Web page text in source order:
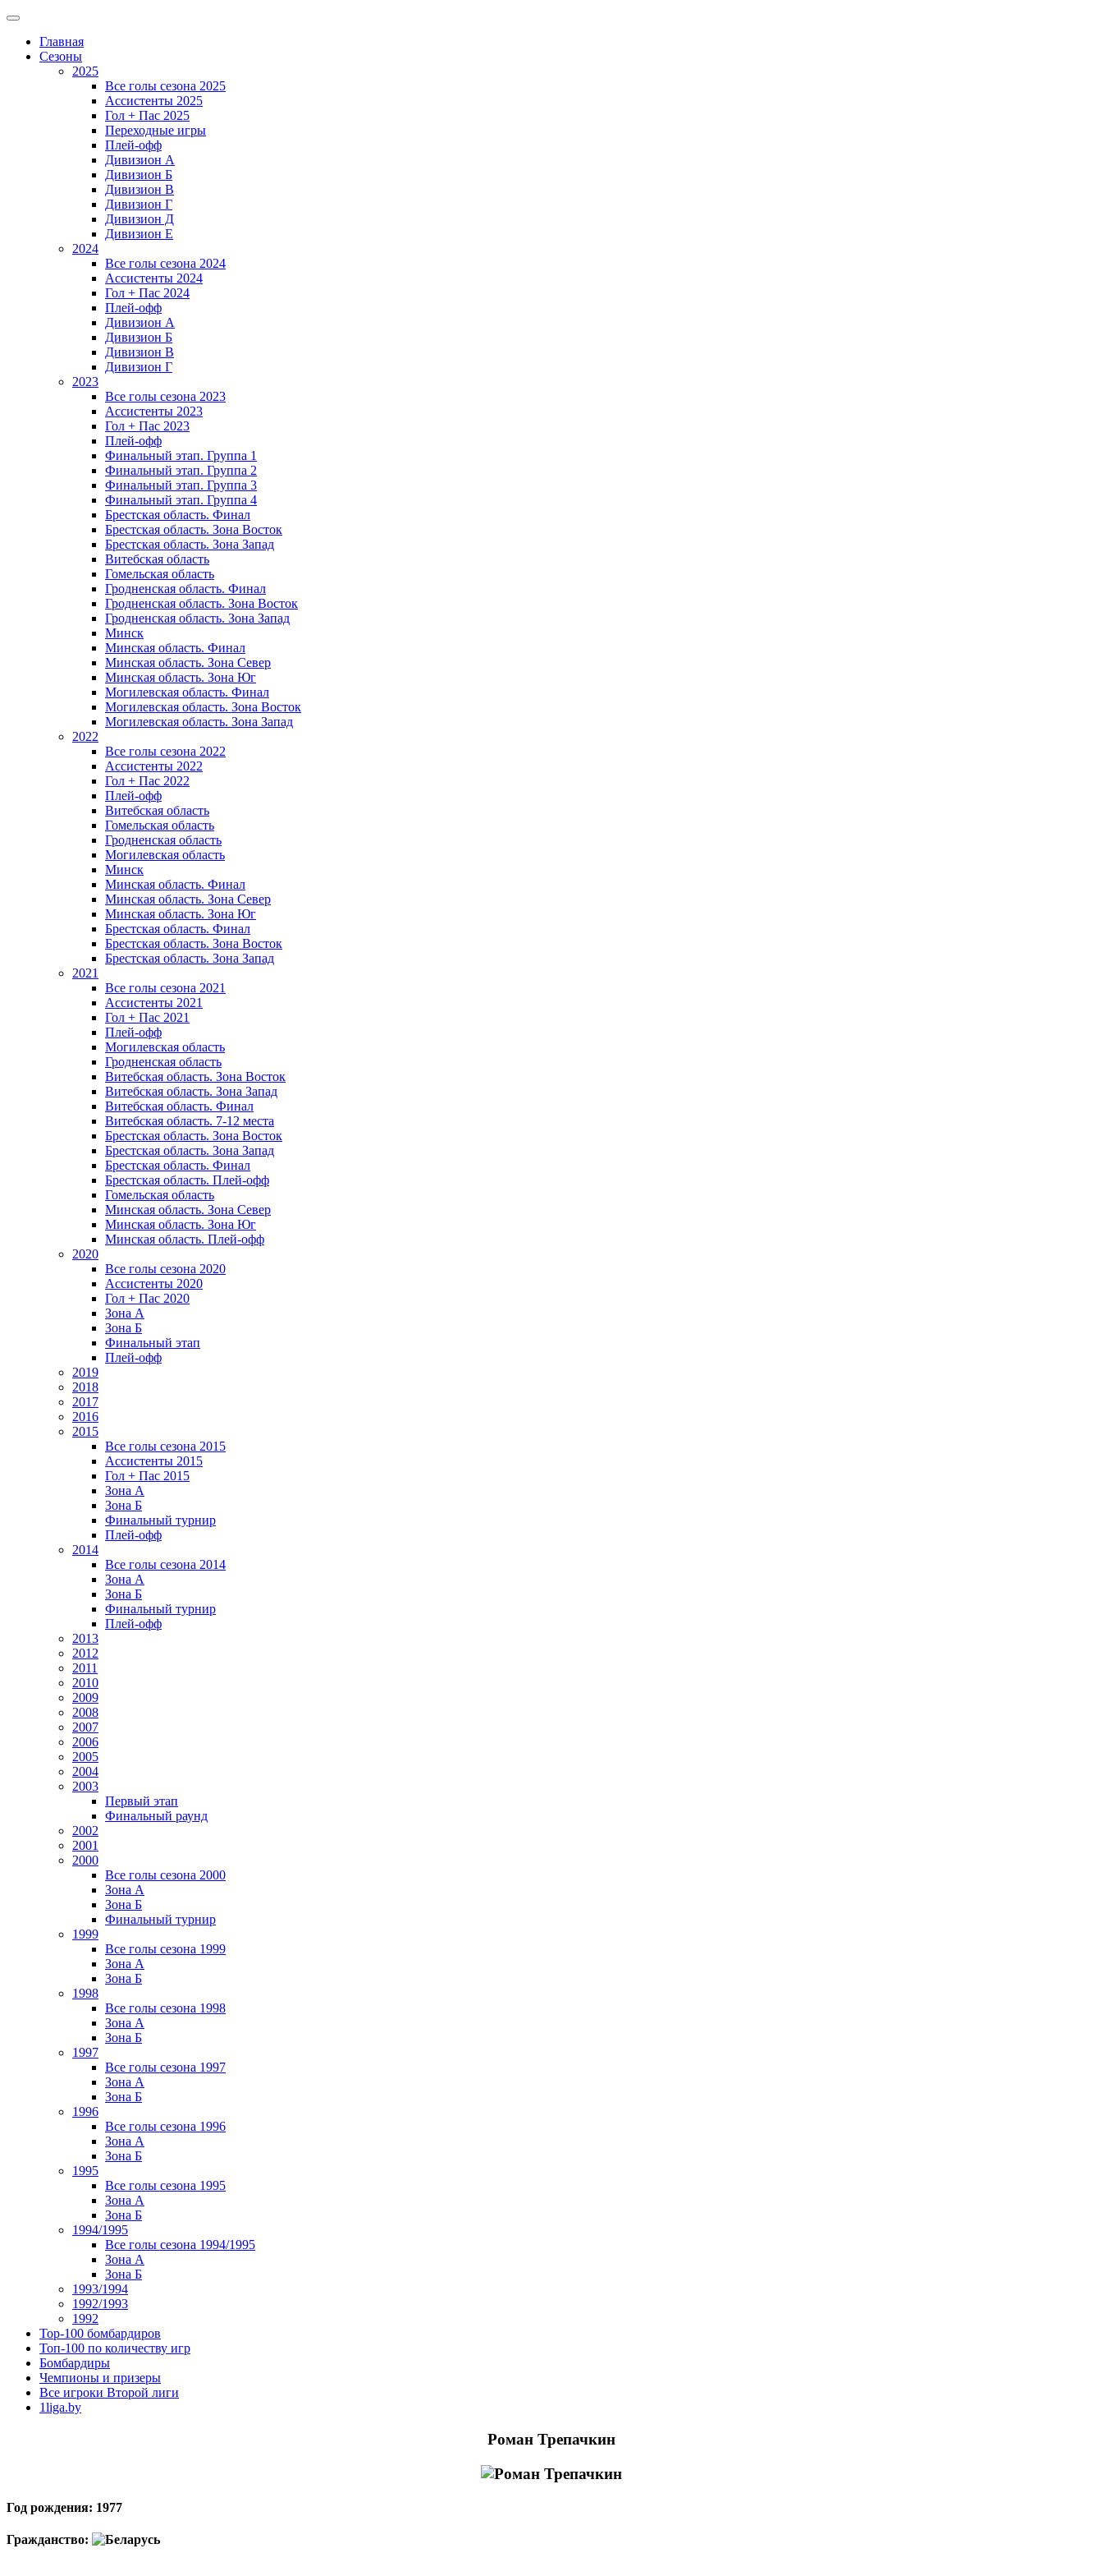
Главная
Сезоны
2025
Все голы сезона 2025
Ассистенты 2025
Гол + Пас 2025
Переходные игры
Плей-офф
Дивизион A
Дивизион Б
Дивизион В
Дивизион Г
Дивизион Д
Дивизион Е
2024
Все голы сезона 2024
Ассистенты 2024
Гол + Пас 2024
Плей-офф
Дивизион A
Дивизион Б
Дивизион В
Дивизион Г
2023
Все голы сезона 2023
Ассистенты 2023
Гол + Пас 2023
Плей-офф
Финальный этап. Группа 1
Финальный этап. Группа 2
Финальный этап. Группа 3
Финальный этап. Группа 4
Брестская область. Финал
Брестская область. Зона Восток
Брестская область. Зона Запад
Витебская область
Гомельская область
Гродненская область. Финал
Гродненская область. Зона Восток
Гродненская область. Зона Запад
Минск
Минская область. Финал
Минская область. Зона Север
Минская область. Зона Юг
Могилевская область. Финал
Могилевская область. Зона Восток
Могилевская область. Зона Запад
2022
Все голы сезона 2022
Ассистенты 2022
Гол + Пас 2022
Плей-офф
Витебская область
Гомельская область
Гродненская область
Могилевская область
Минск
Mинская область. Финал
Минская область. Зона Север
Минская область. Зона Юг
Брестская область. Финал
Брестская область. Зона Восток
Брестская область. Зона Запад
2021
Все голы сезона 2021
Ассистенты 2021
Гол + Пас 2021
Плей-офф
Могилевская область
Гродненская область
Витебская область. Зона Восток
Витебская область. Зона Запад
Витебская область. Финал
Витебская область. 7-12 места
Брестская область. Зона Восток
Брестская область. Зона Запад
Брестская область. Финал
Брестская область. Плей-офф
Гомельская область
Минская область. Зона Север
Минская область. Зона Юг
Минская область. Плей-офф
2020
Все голы сезона 2020
Ассистенты 2020
Гол + Пас 2020
Зона А
Зона Б
Финальный этап
Плей-офф
2019
2018
2017
2016
2015
Все голы сезона 2015
Ассистенты 2015
Гол + Пас 2015
Зона А
Зона Б
Финальный турнир
Плей-офф
2014
Все голы сезона 2014
Зона А
Зона Б
Финальный турнир
Плей-офф
2013
2012
2011
2010
2009
2008
2007
2006
2005
2004
2003
Первый этап
Финальный раунд
2002
2001
2000
Все голы сезона 2000
Зона А
Зона Б
Финальный турнир
1999
Все голы сезона 1999
Зона А
Зона Б
1998
Все голы сезона 1998
Зона А
Зона Б
1997
Все голы сезона 1997
Зона А
Зона Б
1996
Все голы сезона 1996
Зона А
Зона Б
1995
Все голы сезона 1995
Зона А
Зона Б
1994/1995
Все голы сезона 1994/1995
Зона А
Зона Б
1993/1994
1992/1993
1992
Top-100 бомбардиров
Топ-100 по количеству игр
Бомбардиры
Чемпионы и призеры
Все игроки Второй лиги
1liga.by
Роман Трепачкин
Год рождения: 1977
Гражданство: